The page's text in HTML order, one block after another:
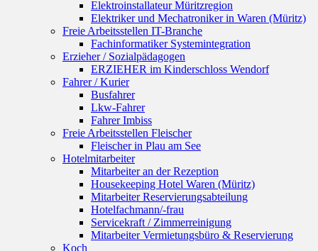
Elektroinstallateur Müritzregion
Elektriker und Mechatroniker in Waren (Müritz)
Freie Arbeitsstellen IT-Branche
Fachinformatiker Systemintegration
Erzieher / Sozialpädagogen
ERZIEHER im Kinderschloss Wendorf
Fahrer / Kurier
Busfahrer
Lkw-Fahrer
Fahrer Imbiss
Freie Arbeitsstellen Fleischer
Fleischer in Plau am See
Hotelmitarbeiter
Mitarbeiter an der Rezeption
Housekeeping Hotel Waren (Müritz)
Mitarbeiter Reservierungsabteilung
Hotelfachmann/-frau
Servicekraft / Zimmerreinigung
Mitarbeiter Vermietungsbüro & Reservierung
Koch